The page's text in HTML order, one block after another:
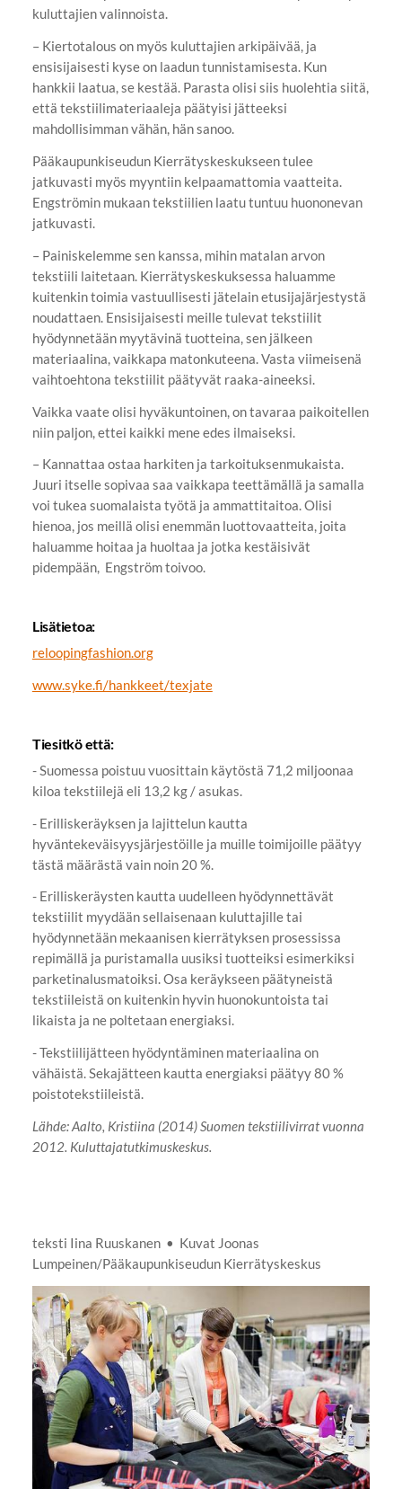
kuluttajien valinnoista.
– Kiertotalous on myös kuluttajien arkipäivää, ja
ensisijaisesti kyse on laadun tunnistamisesta. Kun
hankkii laatua, se kestää. Parasta olisi siis huolehtia siitä,
että tekstiilimateriaaleja päätyisi jätteeksi
mahdollisimman vähän, hän sanoo.
Pääkaupunkiseudun Kierrätyskeskukseen tulee
jatkuvasti myös myyntiin kelpaamattomia vaatteita.
Engströmin mukaan tekstiilien laatu tuntuu huononevan
jatkuvasti.
– Painiskelemme sen kanssa, mihin matalan arvon
tekstiili laitetaan. Kierrätyskeskuksessa haluamme
kuitenkin toimia vastuullisesti jätelain etusijajärjestystä
noudattaen. Ensisijaisesti meille tulevat tekstiilit
hyödynnetään myytävinä tuotteina, sen jälkeen
materiaalina, vaikkapa matonkuteena. Vasta viimeisenä
vaihtoehtona tekstiilit päätyvät raaka-aineeksi.
Vaikka vaate olisi hyväkuntoinen, on tavaraa paikoitellen
niin paljon, ettei kaikki mene edes ilmaiseksi.
– Kannattaa ostaa harkiten ja tarkoituksenmukaista.
Juuri itselle sopivaa saa vaikkapa teettämällä ja samalla
voi tukea suomalaista työtä ja ammattitaitoa. Olisi
hienoa, jos meillä olisi enemmän luottovaatteita, joita
haluamme hoitaa ja huoltaa ja jotka kestäisivät
pidempään, Engström toivoo.
Lisätietoa:
reloopingfashion.org
www.syke.fi/hankkeet/texjate
Tiesitkö että:
- Suomessa poistuu vuosittain käytöstä 71,2 miljoonaa
kiloa tekstiilejä eli 13,2 kg / asukas.
- Erilliskeräyksen ja lajittelun kautta
hyväntekeväisyysjärjestöille ja muille toimijoille päätyy
tästä määrästä vain noin 20 %.
- Erilliskeräysten kautta uudelleen hyödynnettävät
tekstiilit myydään sellaisenaan kuluttajille tai
hyödynnetään mekaanisen kierrätyksen prosessissa
repimällä ja puristamalla uusiksi tuotteiksi esimerkiksi
parketinalusmatoiksi. Osa keräykseen päätyneistä
tekstiileistä on kuitenkin hyvin huonokuntoista tai
likaista ja ne poltetaan energiaksi.
- Tekstiilijätteen hyödyntäminen materiaalina on
vähäistä. Sekajätteen kautta energiaksi päätyy 80 %
poistotekstiileistä.
Lähde: Aalto, Kristiina (2014) Suomen tekstiilivirrat vuonna
2012. Kuluttajatutkimuskeskus.
teksti Iina Ruuskanen • Kuvat Joonas
Lumpeinen/Pääkaupunkiseudun Kierrätyskeskus